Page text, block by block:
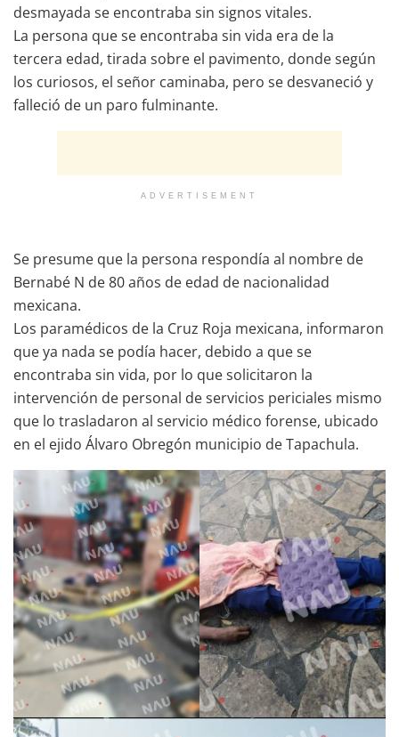
desmayada se encontraba sin signos vitales.
La persona que se encontraba sin vida era de la
tercera edad, tirada sobre el pavimento, donde según
los curiosos, el señor caminaba, pero se desvaneció y
falleció de un paro fulminante.
ADVERTISEMENT
Se presume que la persona respondía al nombre de
Bernabé N de 80 años de edad de nacionalidad
mexicana.
Los paramédicos de la Cruz Roja mexicana, informaron
que ya nada se podía hacer, debido a que se
encontraba sin vida, por lo que solicitaron la
intervención de personal de servicios periciales mismo
que lo trasladaron al servicio médico forense, ubicado
en el ejido Álvaro Obregón municipio de Tapachula.